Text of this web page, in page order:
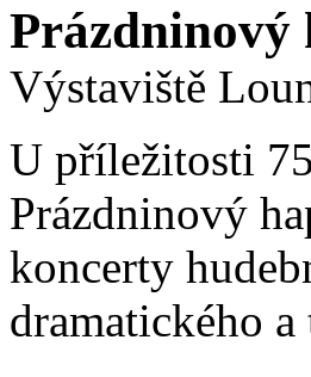
Prázdninový
Výstaviště
U příležitosti
Prázdninový
koncerty
dramatického